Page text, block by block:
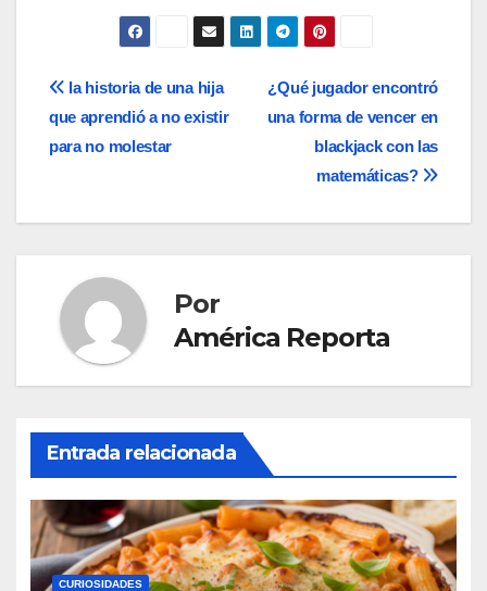
Navegación
de
¿Qué jugador encontró
una forma de vencer en
blackjack con las
matemáticas?
la historia de una hija
que aprendió a no existir
para no molestar
Por
América Reporta
Entrada relacionada
CURIOSIDADES